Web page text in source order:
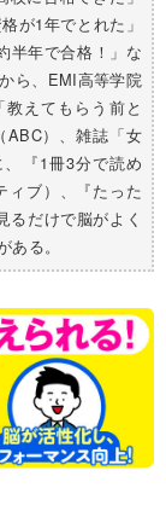
が1年でとれた」
半年で合格！」な
ら、EMI高等学院
えてもらう前と
ABC）、雑誌「女
『1冊3分で読め
ィブ）、『たった
るだけで脳がよく
る。